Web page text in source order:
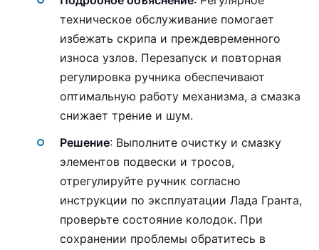
техническое обслуживание помогает
избежать скрипа и преждевременного
износа узлов. Перезапуск и повторная
регулировка ручника обеспечивают
оптимальную работу механизма, а смазка
снижает трение и шум.
Решение: Выполните очистку и смазку
элементов подвески и тросов,
отрегулируйте ручник согласно
инструкции по эксплуатации Лада Гранта,
проверьте состояние колодок. При
сохранении проблемы обратитесь в